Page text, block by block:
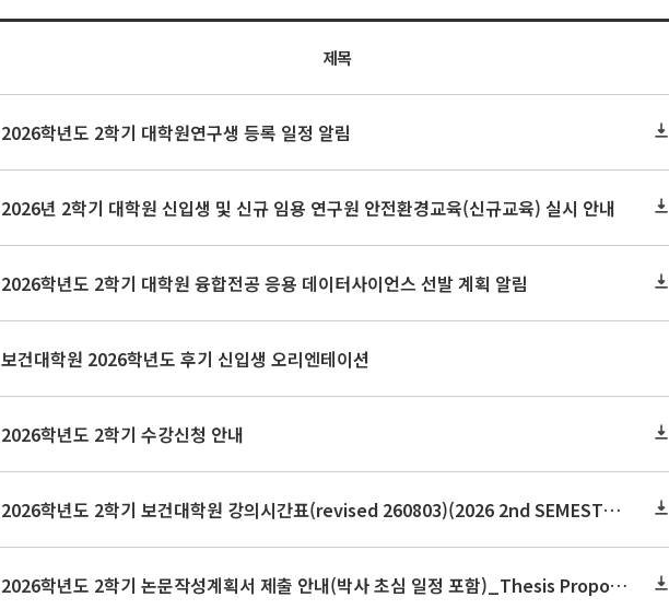
제목
2026학년도 2학기 대학원연구생 등록 일정 알림
2026년 2학기 대학원 신입생 및 신규 임용 연구원 안전환경교육(신규교육) 실시 안내
2026학년도 2학기 대학원 융합전공 응용 데이터사이언스 선발 계획 알림
보건대학원 2026학년도 후기 신입생 오리엔테이션
2026학년도 2학기 수강신청 안내
2026학년도 2학기 보건대학원 강의시간표(revised 260803)(2026 2nd SEMESTER SNU GSPH TIMETABLE)
2026학년도 2학기 논문작성계획서 제출 안내(박사 초심 일정 포함)_Thesis Proposal